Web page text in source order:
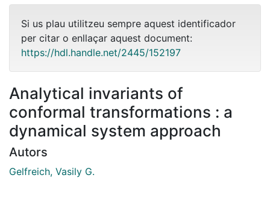
Si us plau utilitzeu sempre aquest identificador
per citar o enllaçar aquest document:
https://hdl.handle.net/2445/152197
Analytical invariants of
conformal transformations : a
dynamical system approach
Autors
Gelfreich, Vasily G.